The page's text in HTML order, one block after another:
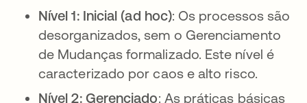
Nível 1: Inicial (ad hoc): Os processos são
desorganizados, sem o Gerenciamento
de Mudanças formalizado. Este nível é
caracterizado por caos e alto risco.
Nível 2: Gerenciado: As práticas básicas